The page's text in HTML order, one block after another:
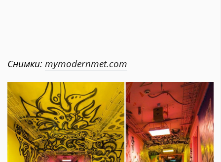
Снимки: mymodernmet.com